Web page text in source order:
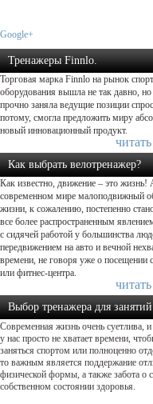
Google+
Тренажеры Finnlo.
Добро пожаловать домой –
Торговая марка Finnlo на рынок
оборудования вышла не так давно, но
прочно заняла ведущие позиции
потому, смогла предложить миру
новый инновационный продукт.
Как выбрать велотренажер?
Как известно, движение – это жизнь!
современном мире малоподвижный
жизни, к сожалению, постепенно
все более распространенным
с сидячей работой у большинства
передвижением на авто и вечной
времени, не говоря уже о посещении
или фитнес-центра.
Выбор тренажера для
как осуществить прав...
Современная жизнь очень суетлива, и
у нас просто не хватает времени,
заняться спортом или полноценно
то важным является поддержание
физической формы, а также забота о
собственном состоянии здоровья.